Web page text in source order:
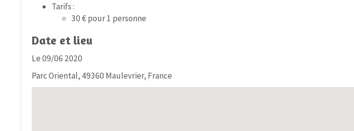
Tarifs :
30 € pour 1 personne
Date et lieu
Le 09/06 2020
Parc Oriental, 49360 Maulevrier, France